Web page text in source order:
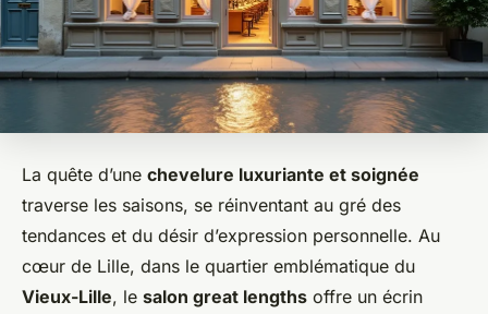
La quête d’une chevelure luxuriante et soignée
traverse les saisons, se réinventant au gré des
tendances et du désir d’expression personnelle. Au
cœur de Lille, dans le quartier emblématique du
Vieux-Lille, le salon great lengths offre un écrin